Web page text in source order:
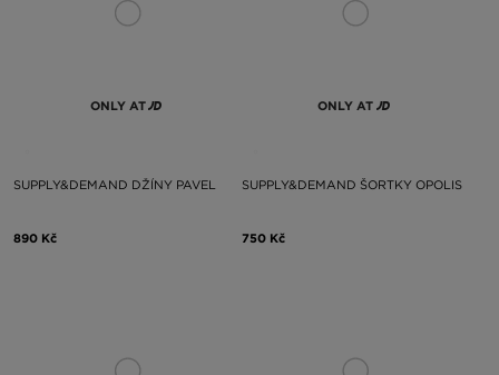
ONLY AT
SUPPLY&DEMAND DŽÍNY PAVEL
890 Kč
ONLY AT
SUPPLY&DEMAND ŠORTKY OPOLIS
750 Kč